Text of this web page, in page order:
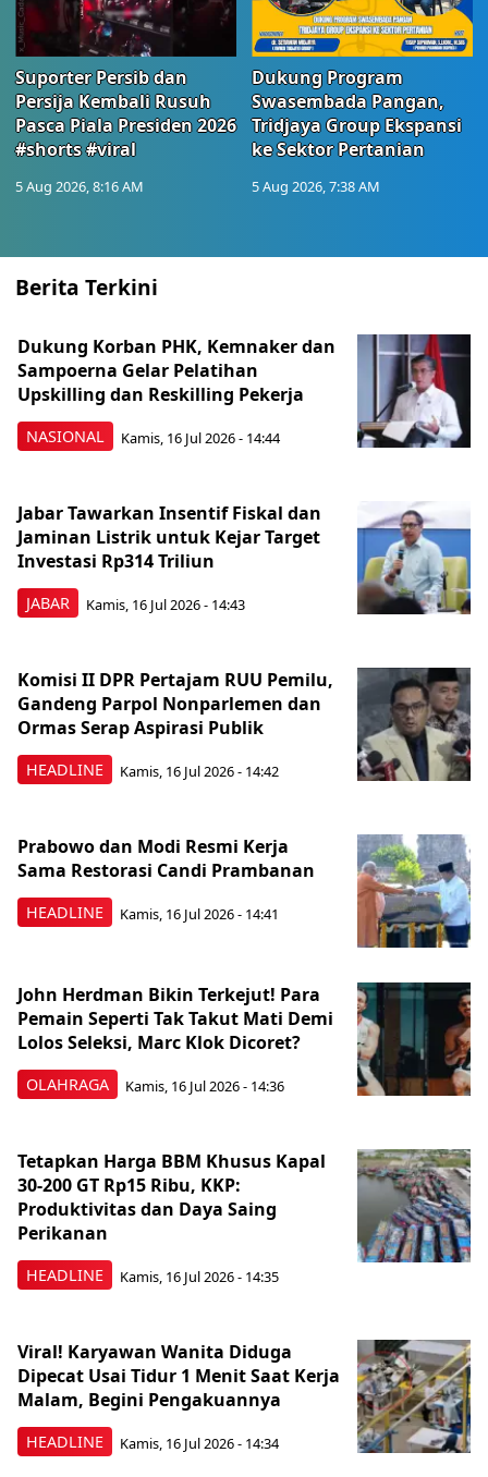
Suporter Persib dan
Persija Kembali Rusuh
Pasca Piala Presiden 2026
#shorts #viral
5 Aug 2026, 8:16 AM
Dukung Program
Swasembada Pangan,
Tridjaya Group Ekspansi
ke Sektor Pertanian
5 Aug 2026, 7:38 AM
Berita Terkini
NASIONAL
Dukung Korban PHK, Kemnaker dan
Sampoerna Gelar Pelatihan
Upskilling dan Reskilling Pekerja
Kamis, 16 Jul 2026 - 14:44
JABAR
Jabar Tawarkan Insentif Fiskal dan
Jaminan Listrik untuk Kejar Target
Investasi Rp314 Triliun
Kamis, 16 Jul 2026 - 14:43
HEADLINE
Komisi II DPR Pertajam RUU Pemilu,
Gandeng Parpol Nonparlemen dan
Ormas Serap Aspirasi Publik
Kamis, 16 Jul 2026 - 14:42
HEADLINE
Prabowo dan Modi Resmi Kerja
Sama Restorasi Candi Prambanan
Kamis, 16 Jul 2026 - 14:41
OLAHRAGA
John Herdman Bikin Terkejut! Para
Pemain Seperti Tak Takut Mati Demi
Lolos Seleksi, Marc Klok Dicoret?
Kamis, 16 Jul 2026 - 14:36
HEADLINE
Tetapkan Harga BBM Khusus Kapal
30-200 GT Rp15 Ribu, KKP:
Produktivitas dan Daya Saing
Perikanan
Kamis, 16 Jul 2026 - 14:35
HEADLINE
Viral! Karyawan Wanita Diduga
Dipecat Usai Tidur 1 Menit Saat Kerja
Malam, Begini Pengakuannya
Kamis, 16 Jul 2026 - 14:34